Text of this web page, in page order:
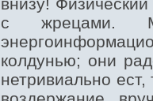
с жрецами.
колдунью; они
нетривиально